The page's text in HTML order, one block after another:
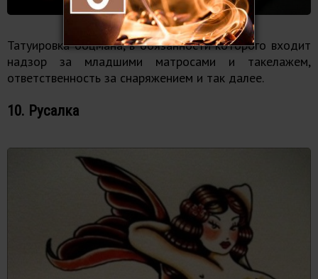
Татуировка боцмана, в обязанности которого входит
надзор за младшими матросами и такелажем,
ответственность за снаряжением и так далее.
10. Русалка